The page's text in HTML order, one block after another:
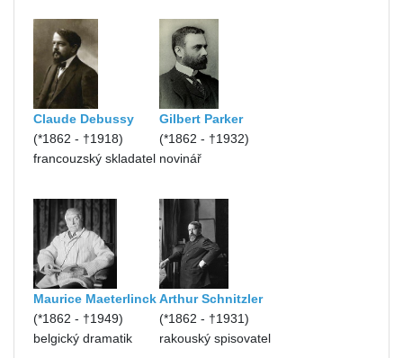
Claude Debussy
(*1862 - †1918)
francouzský skladatel
Gilbert Parker
(*1862 - †1932)
novinář
Maurice Maeterlinck
(*1862 - †1949)
belgický dramatik
Arthur Schnitzler
(*1862 - †1931)
rakouský spisovatel